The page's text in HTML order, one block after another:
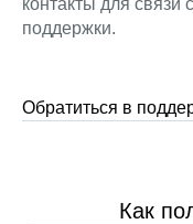
контакты для
поддержки.
Обратиться в
Как